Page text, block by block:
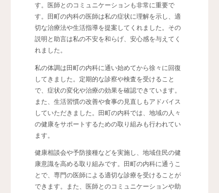
す。医師とのコミュニケーションも非常に重要で
す。田町の内科の医師は私の症状に理解を示し、適
切な治療法や生活指導を提案してくれました。その
説明と助言は私の不安を和らげ、安心感を与えてく
れました。
私の体調は田町の内科に通い始めてから徐々に回復
してきました。定期的な診察や検査を受けること
で、症状の変化や治療の効果を確認できています。
また、生活習慣の改善や食事の見直しもアドバイス
していただきました。田町の内科では、地域の人々
の健康をサポートするための取り組みも行われてい
ます。
健康相談会や予防接種などを実施し、地域住民の健
康意識を高める取り組みです。田町の内科に通うこ
とで、専門の医師による適切な診療を受けることが
できます。また、医師とのコミュニケーションや助